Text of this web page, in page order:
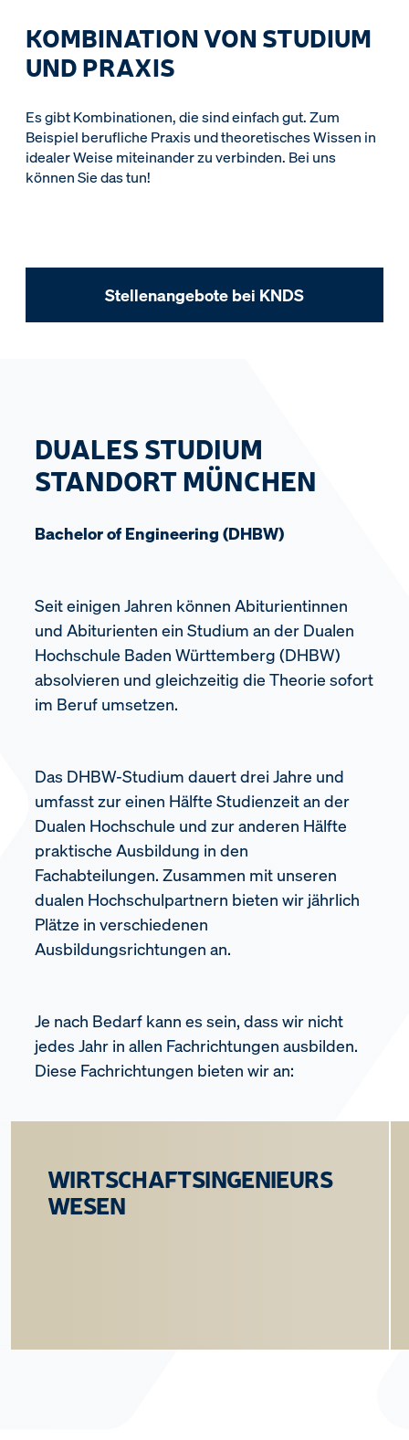
KOMBINATION VON STUDIUM
UND PRAXIS
Es gibt Kombinationen, die sind einfach gut. Zum
Beispiel berufliche Praxis und theoretisches Wissen in
idealer Weise miteinander zu verbinden. Bei uns
können Sie das tun!
Stellenangebote bei KNDS
DUALES STUDIUM
STANDORT MÜNCHEN
Bachelor of Engineering (DHBW)
Seit einigen Jahren können Abiturientinnen
und Abiturienten ein Studium an der Dualen
Hochschule Baden Württemberg (DHBW)
absolvieren und gleichzeitig die Theorie sofort
im Beruf umsetzen.
Das DHBW-Studium dauert drei Jahre und
umfasst zur einen Hälfte Studienzeit an der
Dualen Hochschule und zur anderen Hälfte
praktische Ausbildung in den
Fachabteilungen. Zusammen mit unseren
dualen Hochschulpartnern bieten wir jährlich
Plätze in verschiedenen
Ausbildungsrichtungen an.
Je nach Bedarf kann es sein, dass wir nicht
jedes Jahr in allen Fachrichtungen ausbilden.
Diese Fachrichtungen bieten wir an:
WIRTSCHAFTSINGENIEURS
WESEN